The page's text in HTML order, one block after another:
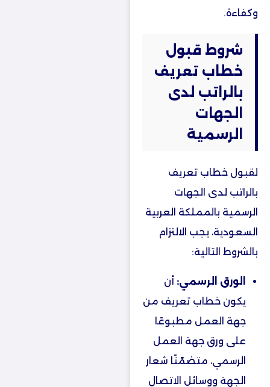
وكفاءة.
شروط قبول
خطاب تعريف
بالراتب لدى
الجهات
الرسمية
لقبول خطاب تعريف
بالراتب لدى الجهات
الرسمية بالمملكة العربية
السعودية، يجب الالتزام
بالشروط التالية:
الورق الرسمي: أن
يكون خطاب تعريف من
جهة العمل مطبوعًا
على ورق جهة العمل
الرسمي، متضمّنًا شعار
الجهة ووسائل الاتصال